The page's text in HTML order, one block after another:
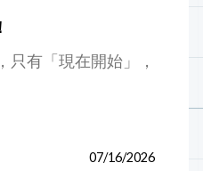
只有「現在開始」，
07/16/2026